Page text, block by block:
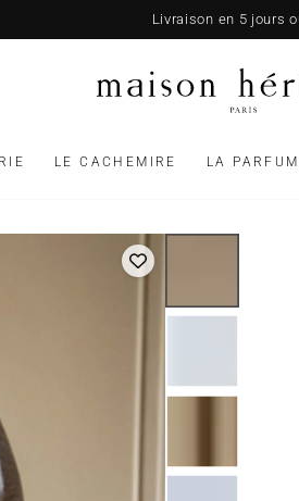
Livraison en 5 jours
LE CACHEMIRE LA